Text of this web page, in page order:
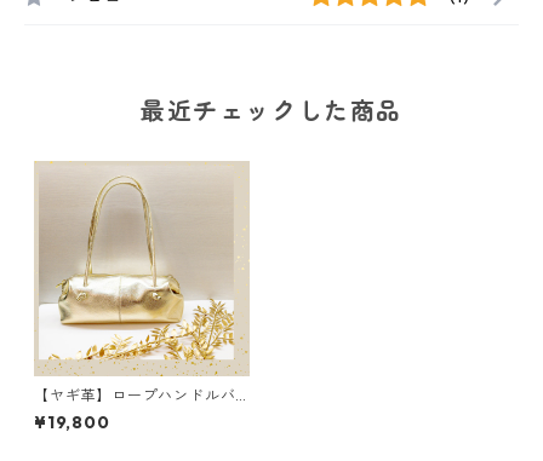
最近チェックした商品
【ヤギ革】ロープハンドルバ
ッグ＜メタリックカラー4色展
開＞ 軽い 本革 カラフル
¥19,800